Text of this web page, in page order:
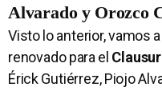
Alvarado y Orozco
Visto lo anterior, vamos
renovado para el
Érick Gutiérrez, Piojo